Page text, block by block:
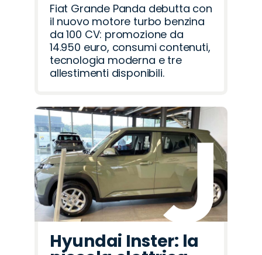
Fiat Grande Panda debutta con
il nuovo motore turbo benzina
da 100 CV: promozione da
14.950 euro, consumi contenuti,
tecnologia moderna e tre
allestimenti disponibili.
Hyundai Inster: la